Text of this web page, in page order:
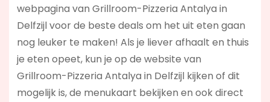
webpagina van Grillroom-Pizzeria Antalya in
Delfzijl voor de beste deals om het uit eten gaan
nog leuker te maken! Als je liever afhaalt en thuis
je eten opeet, kun je op de website van
Grillroom-Pizzeria Antalya in Delfzijl kijken of dit
mogelijk is, de menukaart bekijken en ook direct